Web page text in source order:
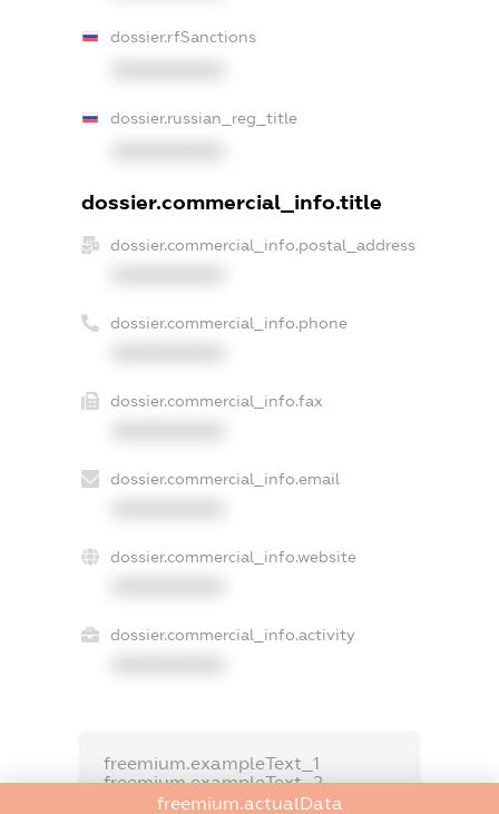
dossier.rfSanctions
dossier.russian_reg_title
dossier.commercial_info.title
dossier.commercial_info.postal_address
dossier.commercial_info.phone
dossier.commercial_info.fax
dossier.commercial_info.email
dossier.commercial_info.website
dossier.commercial_info.activity
freemium.exampleText_1
freemium.exampleText_2
freemium.anonymousPerSearch2
freemium.actualData